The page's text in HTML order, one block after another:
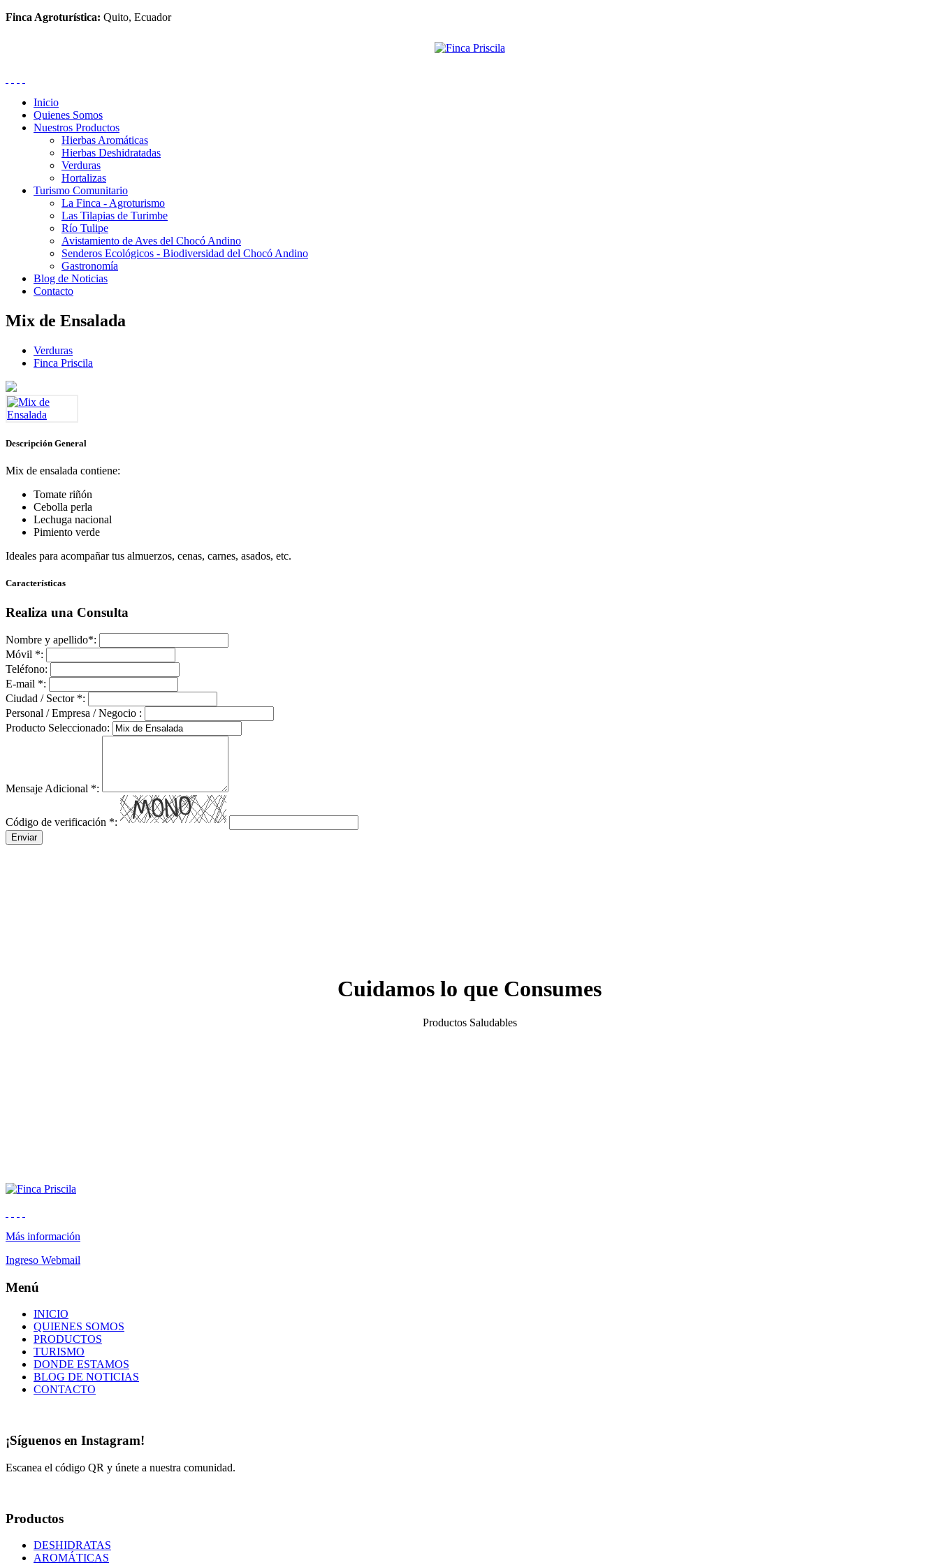
Finca Agroturística: Quito, Ecuador
Inicio
Quienes Somos
Nuestros Productos
Hierbas Aromáticas
Hierbas Deshidratadas
Verduras
Hortalizas
Turismo Comunitario
La Finca - Agroturismo
Las Tilapias de Turimbe
Río Tulipe
Avistamiento de Aves del Chocó Andino
Senderos Ecológicos - Biodiversidad del Chocó Andino
Gastronomía
Blog de Noticias
Contacto
Mix de Ensalada
Verduras
Finca Priscila
Descripción General
Mix de ensalada contiene:
Tomate riñón
Cebolla perla
Lechuga nacional
Pimiento verde
Ideales para acompañar tus almuerzos, cenas, carnes, asados, etc.
Características
Realiza una Consulta
Nombre y apellido*:
Móvil *:
Teléfono:
E-mail *:
Ciudad / Sector *:
Personal / Empresa / Negocio :
Producto Seleccionado:
Mensaje Adicional *:
Código de verificación *:
Enviar
Cuidamos lo que Consumes
Productos Saludables
Más información
Ingreso Webmail
Menú
INICIO
QUIENES SOMOS
PRODUCTOS
TURISMO
DONDE ESTAMOS
BLOG DE NOTICIAS
CONTACTO
¡Síguenos en Instagram!
Escanea el código QR y únete a nuestra comunidad.
Productos
DESHIDRATAS
AROMÁTICAS